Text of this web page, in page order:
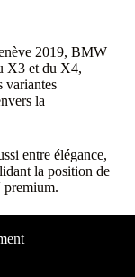
2019, BMW
X3 et du X4,
variantes
la
entre élégance,
la position de
premium.